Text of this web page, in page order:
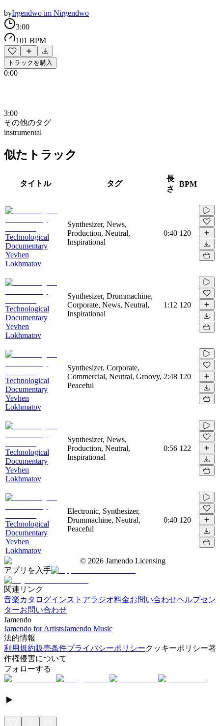
byIrgendwo im Nirgendwo
3:00
101 BPM
トラックを購入
0:00
3:00
その他のタグ
instrumental
似たトラック
タイトル タグ
長
さ
BPM
Technological
Documentary
Yevhen
Lokhmatov
Synthesizer, News,
Production, Neutral,
Inspirational
0:40 120
Technological
Documentary
Yevhen
Lokhmatov
Synthesizer, Drummachine,
Corporate, News, Neutral,
Inspirational
1:12 120
Technological
Documentary
Yevhen
Lokhmatov
Synthesizer, Corporate,
Commercial, Neutral, Groovy,
Peaceful
2:48 120
Technological
Documentary
Yevhen
Lokhmatov
Synthesizer, News,
Production, Neutral,
Inspirational
0:56 122
Technological
Documentary
Yevhen
Lokhmatov
Electronic, Synthesizer,
Drummachine, Neutral,
Peaceful
0:40 120
© 2026 Jamendo Licensing
アプリを入手
関連リンク
音楽カタログインストアラジオ料金お問い合わせヘルプセン
ターお問い合わせ
Jamendo
Jamendo for ArtistsJamendo Music
法的情報
利用規約販売条件プライバシーポリシークッキーポリシー著
作権侵害について
フォローする